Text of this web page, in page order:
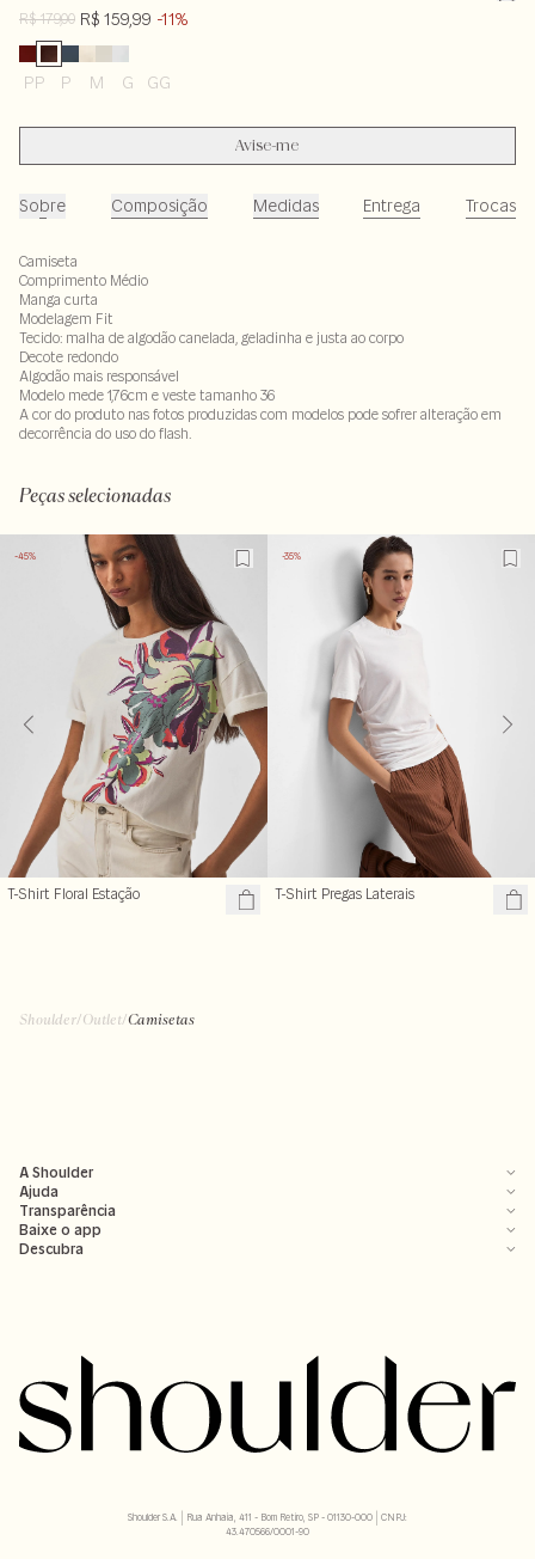
R$ 179,00 R$ 159,99 -11%
PP P M G GG
Avise-me
Sobre Composição Medidas Entrega Trocas
Camiseta
Comprimento Médio
Manga curta
Modelagem Fit
Tecido: malha de algodão canelada, geladinha e justa ao corpo
Decote redondo
Algodão mais responsável
Modelo mede 1,76cm e veste tamanho 36
A cor do produto nas fotos produzidas com modelos pode sofrer alteração em
decorrência do uso do flash.
Peças selecionadas
-45%
T-Shirt Floral Estação
-35%
T-Shirt Pregas Laterais
A Shoulder
Ajuda
Transparência
Baixe o app